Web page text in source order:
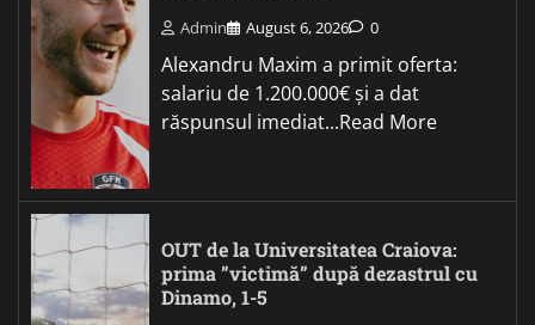
Admin August 6, 2026 0
Alexandru Maxim a primit oferta:
salariu de 1.200.000€ și a dat
răspunsul imediat...Read More
OUT de la Universitatea Craiova:
prima ”victimă” după dezastrul cu
Dinamo, 1-5